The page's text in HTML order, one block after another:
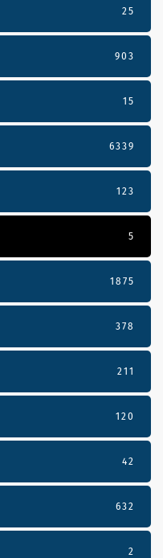
25
903
15
6339
123
5
1875
378
211
120
42
632
2